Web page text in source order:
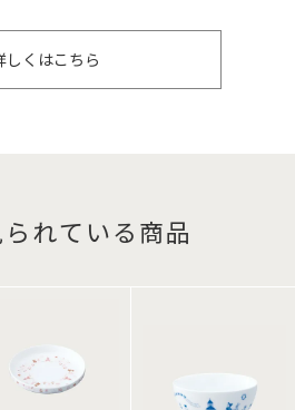
しくはこちら
れている商品